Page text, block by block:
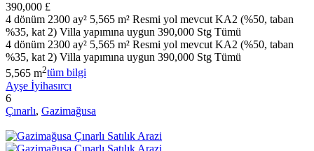
390,000 £
4 dönüm 2300 ay² 5,565 m² Resmi yol mevcut KA2 (%50, taban
%35, kat 2) Villa yapımına uygun 390,000 Stg Tümü
4 dönüm 2300 ay² 5,565 m² Resmi yol mevcut KA2 (%50, taban
%35, kat 2) Villa yapımına uygun 390,000 Stg Tümü
5,565 m2tüm bilgi
Ayşe İyihasırcı
6
Çınarlı, Gazimağusa